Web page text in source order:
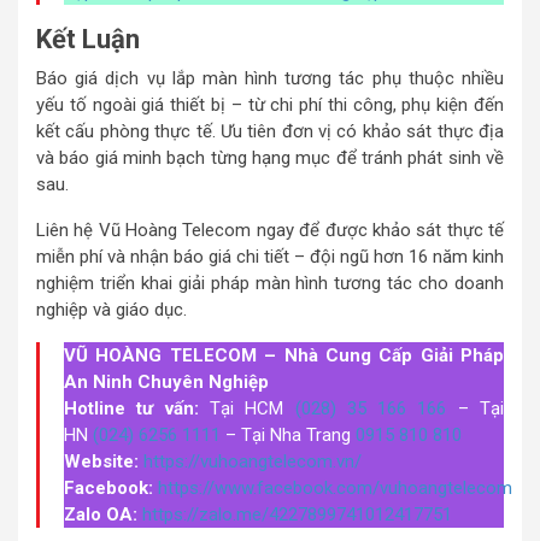
Kết Luận
Báo giá dịch vụ lắp màn hình tương tác phụ thuộc nhiều
yếu tố ngoài giá thiết bị – từ chi phí thi công, phụ kiện đến
kết cấu phòng thực tế. Ưu tiên đơn vị có khảo sát thực địa
và báo giá minh bạch từng hạng mục để tránh phát sinh về
sau.
Liên hệ Vũ Hoàng Telecom ngay để được khảo sát thực tế
miễn phí và nhận báo giá chi tiết – đội ngũ hơn 16 năm kinh
nghiệm triển khai giải pháp màn hình tương tác cho doanh
nghiệp và giáo dục.
VŨ HOÀNG TELECOM – Nhà Cung Cấp Giải Pháp
An Ninh Chuyên Nghiệp
Hotline tư vấn: Tại HCM (028) 35 166 166 – Tại
HN (024) 6256 1111 – Tại Nha Trang 0915 810 810
Website: https://vuhoangtelecom.vn/
Facebook: https://www.facebook.com/vuhoangtelecom
Zalo OA: https://zalo.me/4227899741012417751